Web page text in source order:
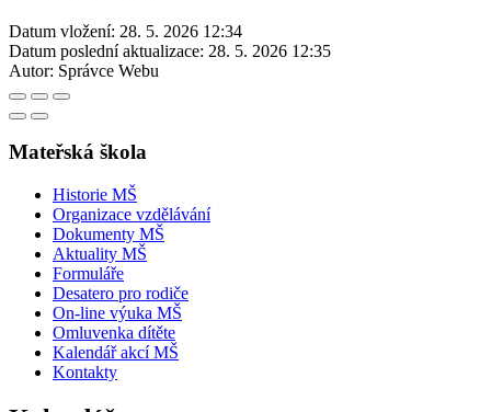
Datum vložení: 28. 5. 2026 12:34
Datum poslední aktualizace: 28. 5. 2026 12:35
Autor: Správce Webu
Mateřská škola
Historie MŠ
Organizace vzdělávání
Dokumenty MŠ
Aktuality MŠ
Formuláře
Desatero pro rodiče
On-line výuka MŠ
Omluvenka dítěte
Kalendář akcí MŠ
Kontakty